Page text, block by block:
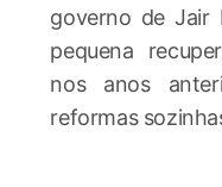
governo de Jair
pequena
nos anos
reformas